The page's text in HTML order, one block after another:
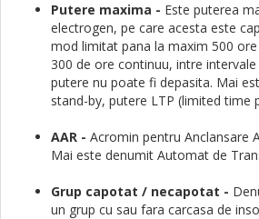
Putere maxima - Este puterea
electrogen, pe care acesta este
mod limitat pana la maxim 500
300 de ore continuu, intre
putere nu poate fi depasita. Mai
stand-by, putere LTP (limited time
AAR - Acromin pentru Anclansare
Mai este denumit Automat de
Grup capotat / necapotat -
un grup cu sau fara carcasa de